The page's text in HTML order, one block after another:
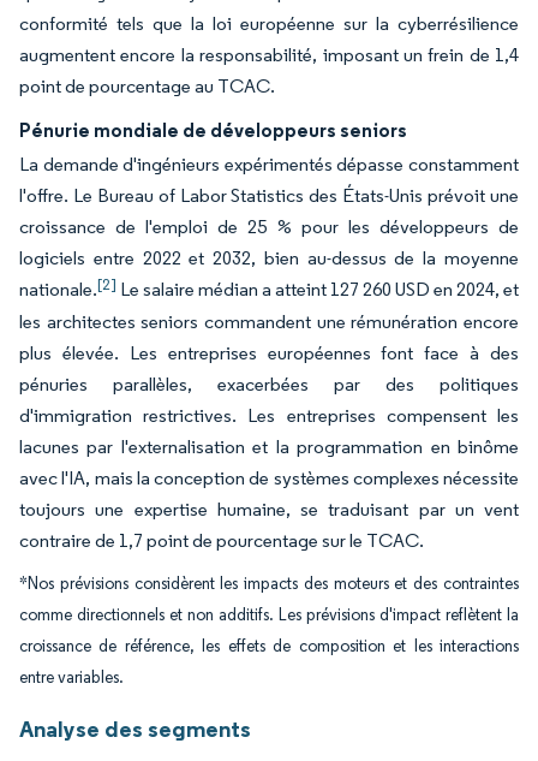
conformité tels que la loi européenne sur la cyberrésilience
augmentent encore la responsabilité, imposant un frein de 1,4
point de pourcentage au TCAC.
Pénurie mondiale de développeurs seniors
La demande d'ingénieurs expérimentés dépasse constamment
l'offre. Le Bureau of Labor Statistics des États-Unis prévoit une
croissance de l'emploi de 25 % pour les développeurs de
logiciels entre 2022 et 2032, bien au-dessus de la moyenne
nationale.[2] Le salaire médian a atteint 127 260 USD en 2024, et
les architectes seniors commandent une rémunération encore
plus élevée. Les entreprises européennes font face à des
pénuries parallèles, exacerbées par des politiques
d'immigration restrictives. Les entreprises compensent les
lacunes par l'externalisation et la programmation en binôme
avec l'IA, mais la conception de systèmes complexes nécessite
toujours une expertise humaine, se traduisant par un vent
contraire de 1,7 point de pourcentage sur le TCAC.
*Nos prévisions considèrent les impacts des moteurs et des contraintes
comme directionnels et non additifs. Les prévisions d'impact reflètent la
croissance de référence, les effets de composition et les interactions
entre variables.
Analyse des segments